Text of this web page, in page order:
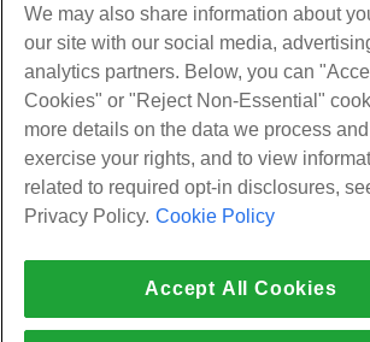
Des produits
Hébergement Web
Hébergement professionnel
Revendeur Hébergeur
Revendeur en marque blanche
Géré Linux VPS
Windows gérés VPS
Windows non géré VPS
Serveurs Cloud
Prestations de service
Migrations de sites Web
Communauté
Documentation produit
Tutoriels
Compagnie
À propos de nous
Centres de données
presse
Politique de confidentialité
Forces de l'ordre
Chat en direct avec nous
We may also share information about
our site with our social media,
analytics partners. Below, you can
Cookies" or "Reject Non-Essential"
more details on the data we process
exercise your rights, and to view
related to required opt-in disclosures,
Privacy Policy. Cookie Policy
Accept All Cookies